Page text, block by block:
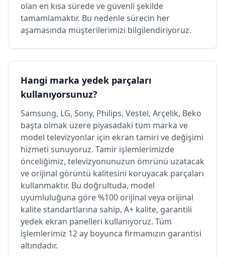
olan en kısa sürede ve güvenli şekilde
tamamlamaktır. Bu nedenle sürecin her
aşamasında müşterilerimizi bilgilendiriyoruz.
Hangi marka yedek parçaları
kullanıyorsunuz?
Samsung, LG, Sony, Philips, Vestel, Arçelik, Beko
başta olmak üzere piyasadaki tüm marka ve
model televizyonlar için ekran tamiri ve değişimi
hizmeti sunuyoruz. Tamir işlemlerimizde
önceliğimiz, televizyonunuzun ömrünü uzatacak
ve orijinal görüntü kalitesini koruyacak parçaları
kullanmaktır. Bu doğrultuda, model
uyumluluğuna göre %100 orijinal veya orijinal
kalite standartlarına sahip, A+ kalite, garantili
yedek ekran panelleri kullanıyoruz. Tüm
işlemlerimiz 12 ay boyunca firmamızın garantisi
altındadır.